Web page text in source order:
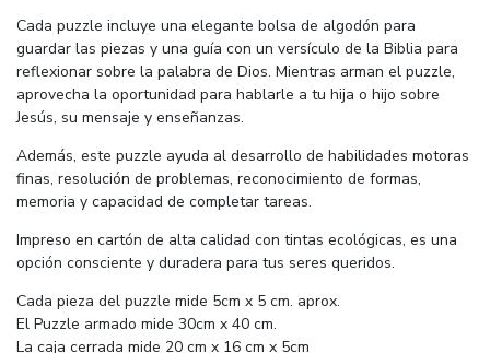
Cada puzzle incluye una elegante bolsa de algodón para
guardar las piezas y una guía con un versículo de la Biblia para
reflexionar sobre la palabra de Dios. Mientras arman el puzzle,
aprovecha la oportunidad para hablarle a tu hija o hijo sobre
Jesús, su mensaje y enseñanzas.
Además, este puzzle ayuda al desarrollo de habilidades motoras
finas, resolución de problemas, reconocimiento de formas,
memoria y capacidad de completar tareas.
Impreso en cartón de alta calidad con tintas ecológicas, es una
opción consciente y duradera para tus seres queridos.
Cada pieza del puzzle mide 5cm x 5 cm. aprox.
El Puzzle armado mide 30cm x 40 cm.
La caja cerrada mide 20 cm x 16 cm x 5cm